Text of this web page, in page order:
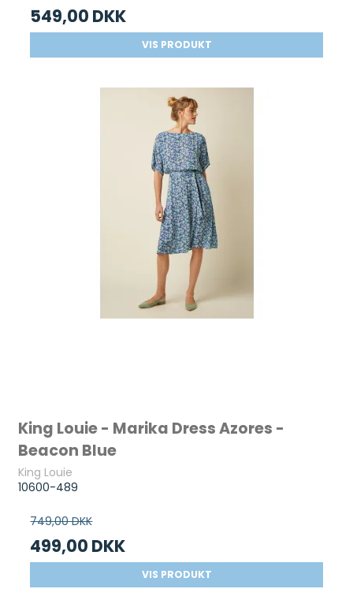
549,00 DKK
VIS PRODUKT
King Louie - Marika Dress Azores -
Beacon Blue
King Louie
10600-489
749,00 DKK
499,00 DKK
VIS PRODUKT